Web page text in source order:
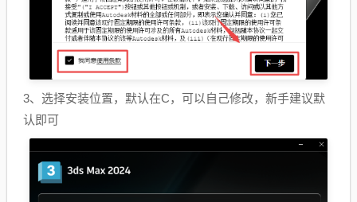
3、选择安装位置，默认在C，可以自己修改，新手建议默
认即可